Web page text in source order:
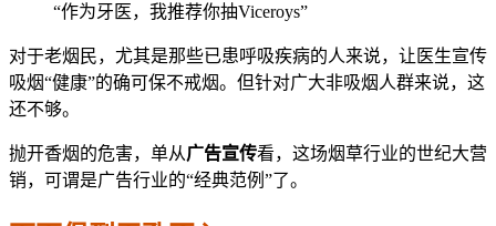
“作为牙医，我推荐你抽Viceroys”
对于老烟民，尤其是那些已患呼吸疾病的人来说，让医生宣传
吸烟“健康”的确可保不戒烟。但针对广大非吸烟人群来说，这
还不够。
抛开香烟的危害，单从广告宣传看，这场烟草行业的世纪大营
销，可谓是广告行业的“经典范例”了。